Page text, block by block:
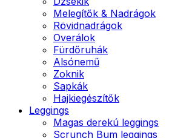
Melegítők & Nadrágok
Rövidnadrágok
Overálok
Fürdőruhák
Alsónemű
Zoknik
Sapkák
Hajkiegészítők
Leggings
Magas derekú leggings
Scrunch Bum leggings